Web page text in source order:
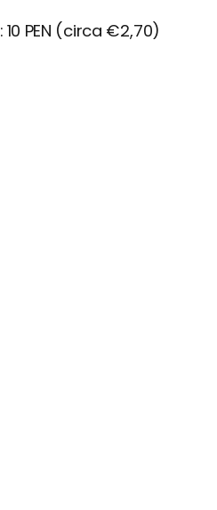
10 PEN (circa €2,70)